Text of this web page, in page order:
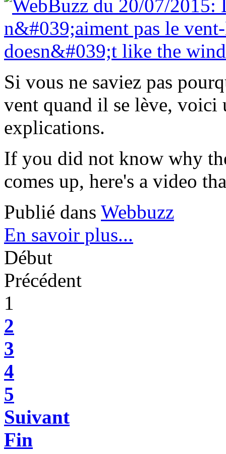
Si vous ne saviez pas
vent quand il se lève, voici
explications.
If you did not know why
comes up, here's a video
Publié dans Webbuzz
En savoir plus...
Début
Précédent
1
2
3
4
5
Suivant
Fin